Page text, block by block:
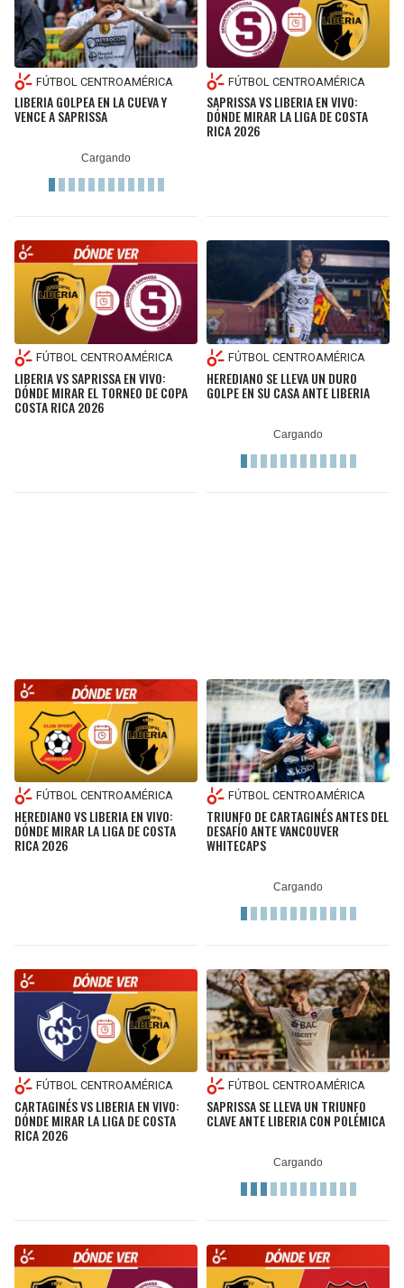
FÚTBOL CENTROAMÉRICA
LIBERIA GOLPEA EN LA CUEVA Y
VENCE A SAPRISSA
FÚTBOL CENTROAMÉRICA
SAPRISSA VS LIBERIA EN VIVO:
DÓNDE MIRAR LA LIGA DE COSTA
RICA 2026
FÚTBOL CENTROAMÉRICA
LIBERIA VS SAPRISSA EN VIVO:
DÓNDE MIRAR EL TORNEO DE COPA
COSTA RICA 2026
FÚTBOL CENTROAMÉRICA
HEREDIANO SE LLEVA UN DURO
GOLPE EN SU CASA ANTE LIBERIA
FÚTBOL CENTROAMÉRICA
HEREDIANO VS LIBERIA EN VIVO:
DÓNDE MIRAR LA LIGA DE COSTA
RICA 2026
FÚTBOL CENTROAMÉRICA
TRIUNFO DE CARTAGINÉS ANTES DEL
DESAFÍO ANTE VANCOUVER
WHITECAPS
FÚTBOL CENTROAMÉRICA
CARTAGINÉS VS LIBERIA EN VIVO:
DÓNDE MIRAR LA LIGA DE COSTA
RICA 2026
FÚTBOL CENTROAMÉRICA
SAPRISSA SE LLEVA UN TRIUNFO
CLAVE ANTE LIBERIA CON POLÉMICA